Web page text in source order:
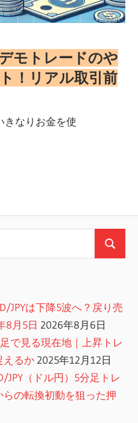
モトレードのや
！リアル取引前
きなりお金を使
検
JPYは下降5波へ？戻り売
8月5日 2026年8月6日
足で見る現在地｜上昇トレ
えるか 2025年12月12日
JPY（ドル円）5分足トレ
の転換初動を狙った押